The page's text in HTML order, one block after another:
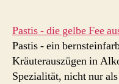
Pastis - die gelbe Fee
Pastis - ein
Kräuterauszügen in
Spezialität, nicht nur